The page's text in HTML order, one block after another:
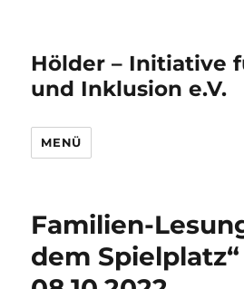
Hölder – Initiative
und Inklusion e.V.
MENÜ
Familien-
dem